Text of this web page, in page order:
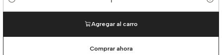
Cantidad
Agregar al carro
Comprar ahora